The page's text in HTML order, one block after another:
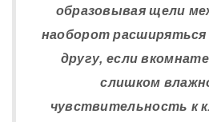
образовывая щели
наоборот
другу, если
слишком
чувствительность к